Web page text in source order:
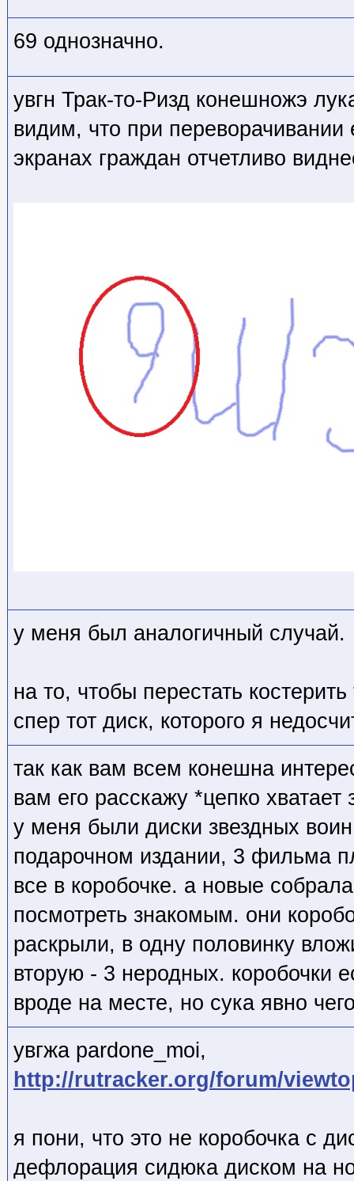
69 однозначно.
увгн Трак-то-Ризд конешножэ
видим, что при
экранах граждан отчетливо
у меня был аналогичный случай.
на то, чтобы перестать
спер тот диск, которого я
так как вам всем конешна
вам его расскажу *цепко хватает
у меня были диски звездных
подарочном издании, 3 фильма
все в коробочке. а новые
посмотреть знакомым. они
раскрыли, в одну половинку
вторую - 3 неродных. коробочки
вроде на месте, но сука явно
увгжа pardone_moi,
http://rutracker.org/forum/
я пони, что это не коробочка с
дефлорация сидюка диском на